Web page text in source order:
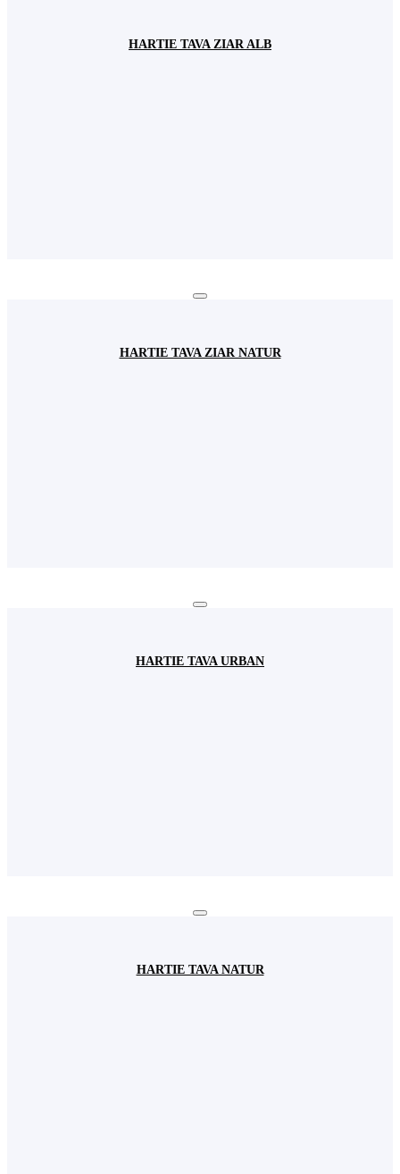
HARTIE TAVA ZIAR ALB
HARTIE TAVA ZIAR NATUR
HARTIE TAVA URBAN
HARTIE TAVA NATUR